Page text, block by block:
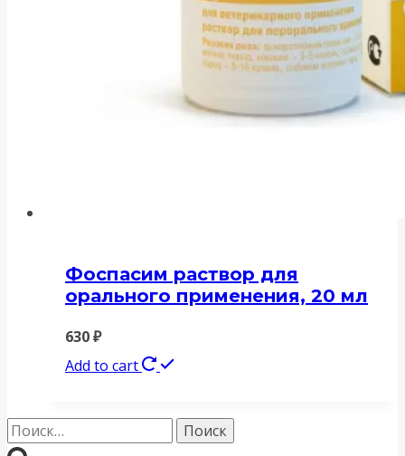
Фоспасим раствор для
орального применения, 20 мл
630₽
Add to cart
Найти: